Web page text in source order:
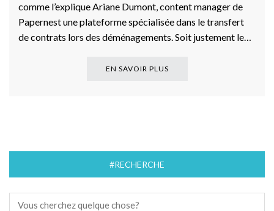
comme l’explique Ariane Dumont, content manager de
Papernest une plateforme spécialisée dans le transfert
de contrats lors des déménagements. Soit justement le…
EN SAVOIR PLUS
#RECHERCHE